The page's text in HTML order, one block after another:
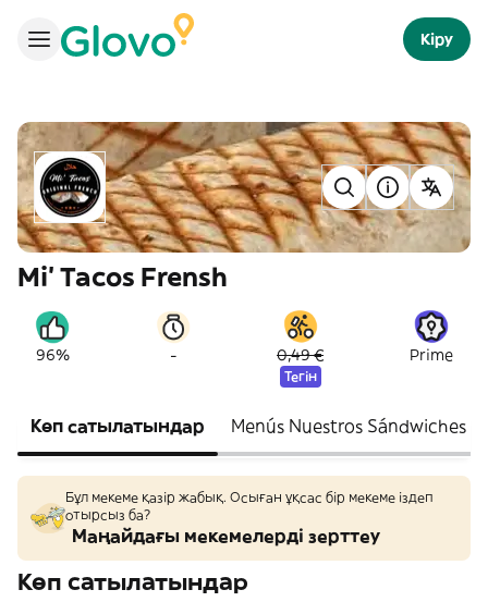
Кіру
Mi' Tacos Frensh
96% - 0,49 €
Тегін
Prime
Көп сатылатындар Menús Nuestros Sándwiches
Бұл мекеме қазір жабық. Осыған ұқсас бір мекеме іздеп
отырсыз ба?
Маңайдағы мекемелерді зерттеу
Көп сатылатындар